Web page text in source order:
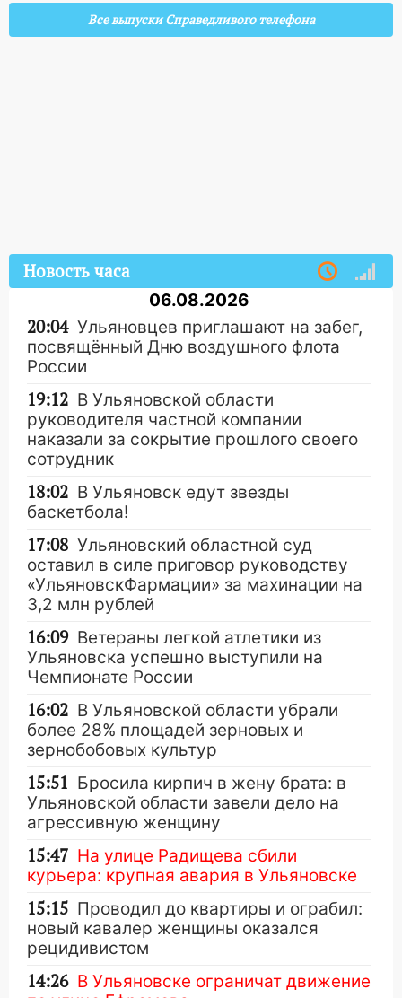
Все выпуски Справедливого телефона
Новость часа
06.08.2026
20:04 Ульяновцев приглашают на забег,
посвящённый Дню воздушного флота
России
19:12 В Ульяновской области
руководителя частной компании
наказали за сокрытие прошлого своего
сотрудник
18:02 В Ульяновск едут звезды
баскетбола!
17:08 Ульяновский областной суд
оставил в силе приговор руководству
«УльяновскФармации» за махинации на
3,2 млн рублей
16:09 Ветераны легкой атлетики из
Ульяновска успешно выступили на
Чемпионате России
16:02 В Ульяновской области убрали
более 28% площадей зерновых и
зернобобовых культур
15:51 Бросила кирпич в жену брата: в
Ульяновской области завели дело на
агрессивную женщину
15:47 На улице Радищева сбили
курьера: крупная авария в Ульяновске
15:15 Проводил до квартиры и ограбил:
новый кавалер женщины оказался
рецидивистом
14:26 В Ульяновске ограничат движение